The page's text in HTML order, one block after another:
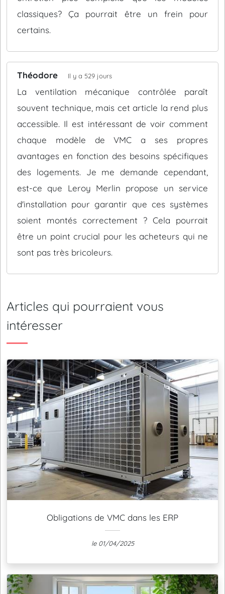
classiques? Ça pourrait être un frein pour
certains.
Théodore Il y a 529 jours
La ventilation mécanique contrôlée paraît
souvent technique, mais cet article la rend plus
accessible. Il est intéressant de voir comment
chaque modèle de VMC a ses propres
avantages en fonction des besoins spécifiques
des logements. Je me demande cependant,
est-ce que Leroy Merlin propose un service
d'installation pour garantir que ces systèmes
soient montés correctement ? Cela pourrait
être un point crucial pour les acheteurs qui ne
sont pas très bricoleurs.
Articles qui pourraient vous
intéresser
Obligations de VMC dans les ERP
le 01/04/2025